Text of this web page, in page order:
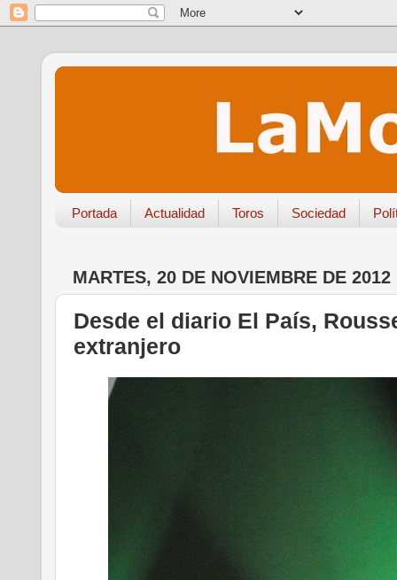
Portada Actualidad Toros Sociedad
MARTES, 20 DE NOVIEMBRE DE 2012
Desde el diario El País,
extranjero